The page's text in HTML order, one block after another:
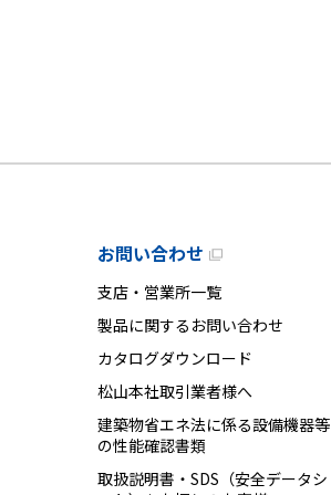
お問い合わせ
支店・営業所一覧
製品に関するお問い合わせ
カタログダウンロード
松山本社取引業者様へ
建築物省エネ法に係る設備機器等
の性能確認書類
取扱説明書・SDS（安全データシ